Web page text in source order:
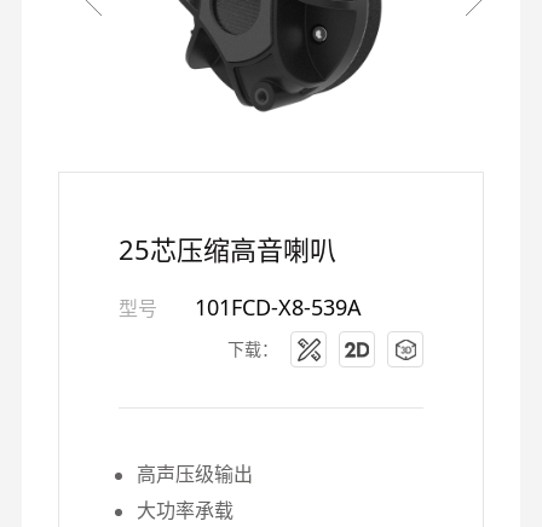
25芯压缩高音喇叭
型号 101FCD-X8-539A
下载：
高声压级输出
大功率承载